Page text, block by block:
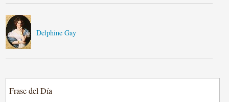
Delphine Gay
Frase del Día